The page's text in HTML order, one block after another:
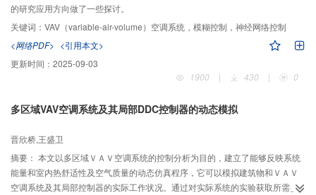
的研究应用方向做了一些探讨。
关键词： VAV（variable-air-volume）空调系统，模糊控制，神经网络控制
<网络PDF> <引用本文>
更新时间： 2025-09-03
1900
| 430 | 0
多区域VAV空调系统及其局部DDC控制器的动态模拟
晋欣桥,王盛卫
摘要： 本文以多区域ＶＡＶ空调系统的控制分析为目的，建立了能够反映系统
能量和室内热舒适性及空气质量的动态仿真程序，它可以模拟建筑物和ＶＡＶ
空调系统及其局部控制器的实际工作状况。通过对实际系统的实验获取所需参